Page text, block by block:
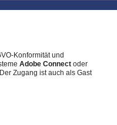
Konformität und
Adobe Connect oder
Zugang ist auch als Gast